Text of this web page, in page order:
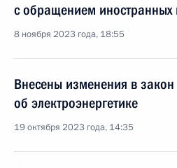
с обращением иностранных
8 ноября 2023 года, 18:55
Внесены изменения в закон
об электроэнергетике
19 октября 2023 года, 14:35